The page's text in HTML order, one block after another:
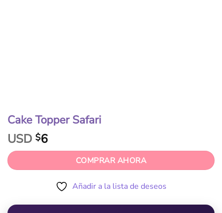
Cake Topper Safari
USD $6
COMPRAR AHORA
Añadir a la lista de deseos